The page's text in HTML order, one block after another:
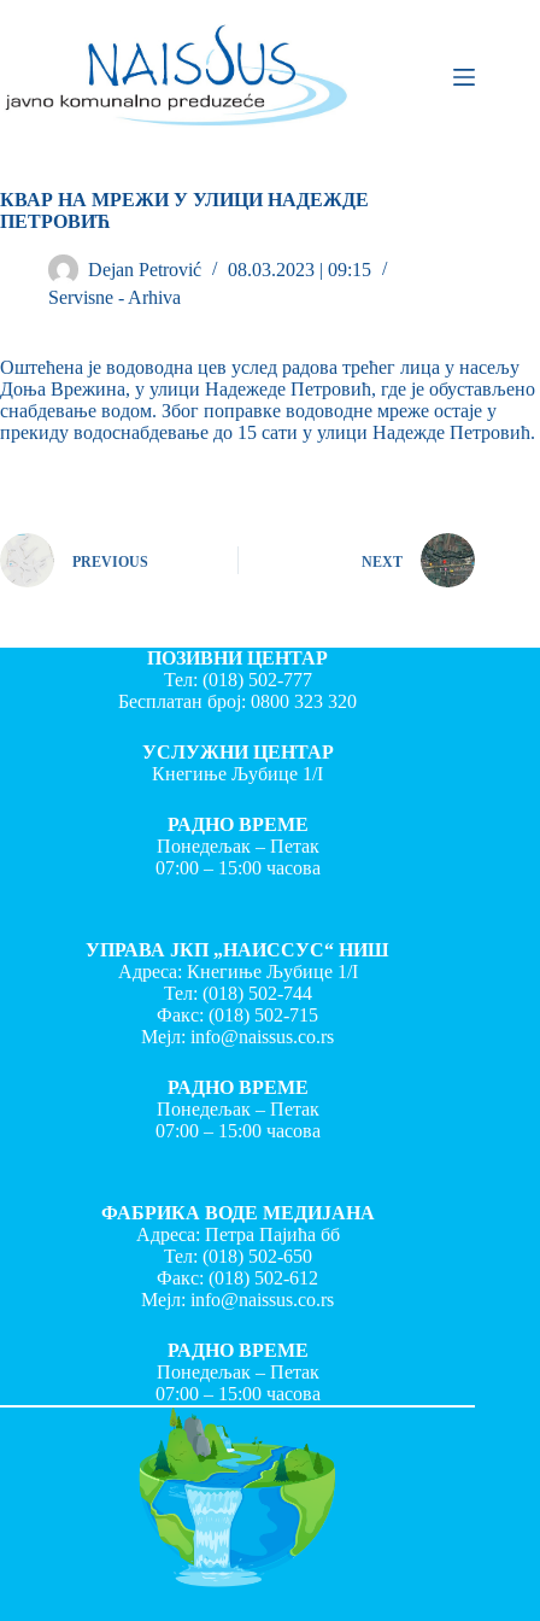
КВАР НА МРЕЖИ У УЛИЦИ НАДЕЖДЕ
ПЕТРОВИЋ
Dejan Petrović
08.03.2023 | 09:15
Servisne - Arhiva
Оштећена је водоводна цев услед радова трећег лица у насељу
Доња Врежина, у улици Надежеде Петровић, где је обустављено
снабдевање водом. Због поправке водоводне мреже остаје у
прекиду водоснабдевање до 15 сати у улици Надежде Петровић.
PREVIOUS NEXT
ПОЗИВНИ ЦЕНТАР
Тел: (018) 502-777
Бесплатан број:0800 323 320
УСЛУЖНИ ЦЕНТАР
Кнегиње Љубице 1/I
РАДНО ВРЕМЕ
Понедељак – Петак
07:00 – 15:00 часова
УПРАВА ЈКП „НАИССУС“ НИШ
Адреса: Кнегиње Љубице 1/I
Тел: (018) 502-744
Факс:(018) 502-715
Мејл:info@naissus.co.rs
РАДНО ВРЕМЕ
Понедељак – Петак
07:00 – 15:00 часова
ФАБРИКА ВОДЕ МЕДИЈАНА
Адреса: Петра Пајића бб
Тел: (018) 502-650
Факс:(018) 502-612
Мејл:info@naissus.co.rs
РАДНО ВРЕМЕ
Понедељак – Петак
07:00 – 15:00 часова